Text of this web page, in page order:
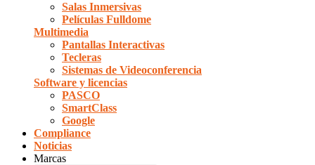
Salas Inmersivas
Películas Fulldome
Multimedia
Pantallas Interactivas
Tecleras
Sistemas de Videoconferencia
Software y licencias
PASCO
SmartClass
Google
Compliance
Noticias
Marcas